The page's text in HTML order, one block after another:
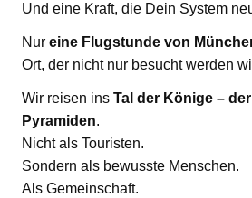
Und eine Kraft, die Dein System
Nur eine Flugstunde von
Ort, der nicht nur besucht werden
Wir reisen ins Tal der Könige –
Pyramiden.
Nicht als Touristen.
Sondern als bewusste Menschen.
Als Gemeinschaft.